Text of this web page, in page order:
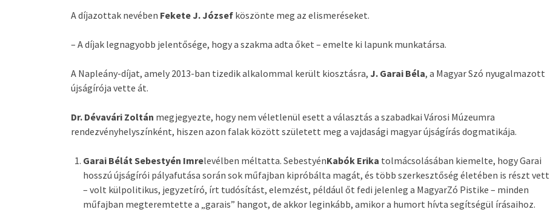
A díjazottak nevében Fekete J. József köszönte meg az elismeréseket.
– A díjak legnagyobb jelentősége, hogy a szakma adta őket – emelte ki lapunk munkatársa.
A Napleány-díjat, amely 2013-ban tizedik alkalommal került kiosztásra, J. Garai Béla, a Magyar Szó nyugalmazott
újságírója vette át.
Dr. Dévavári Zoltán megjegyezte, hogy nem véletlenül esett a választás a szabadkai Városi Múzeumra
rendezvényhelyszínként, hiszen azon falak között született meg a vajdasági magyar újságírás dogmatikája.
Garai Bélát Sebestyén Imrelevélben méltatta. SebestyénKabók Erika tolmácsolásában kiemelte, hogy Garai
hosszú újságírói pályafutása során sok műfajban kipróbálta magát, és több szerkesztőség életében is részt vett
– volt külpolitikus, jegyzetíró, írt tudósítást, elemzést, például őt fedi jelenleg a MagyarZó Pistike – minden
műfajban megteremtette a „garais” hangot, de akkor leginkább, amikor a humort hívta segítségül írásaihoz.